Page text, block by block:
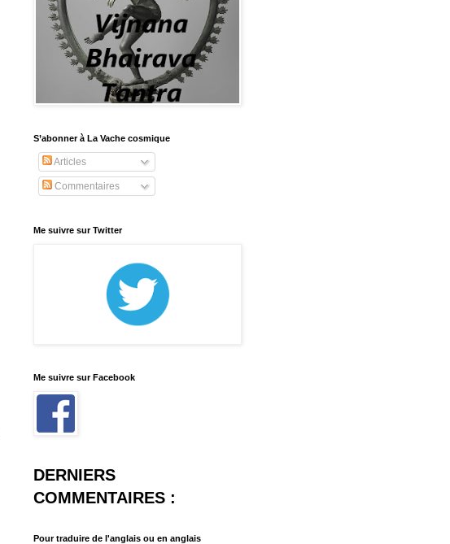
S’abonner à La Vache cosmique
Articles
Commentaires
Me suivre sur Twitter
Me suivre sur Facebook
DERNIERS
COMMENTAIRES :
Pour traduire de l'anglais ou en anglais